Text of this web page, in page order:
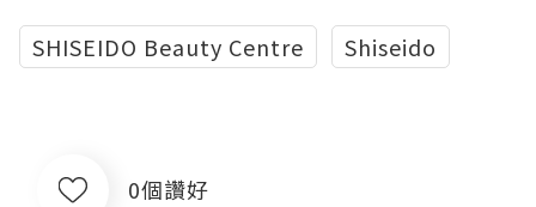
SHISEIDO Beauty Centre Shiseido
0個讚好